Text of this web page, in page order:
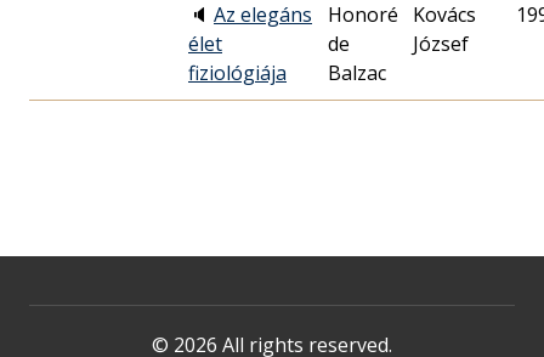
🔈 Az elegáns
élet
fiziológiája
Honoré
de
Balzac
Kovács
József
© 2026 All rights reserved.